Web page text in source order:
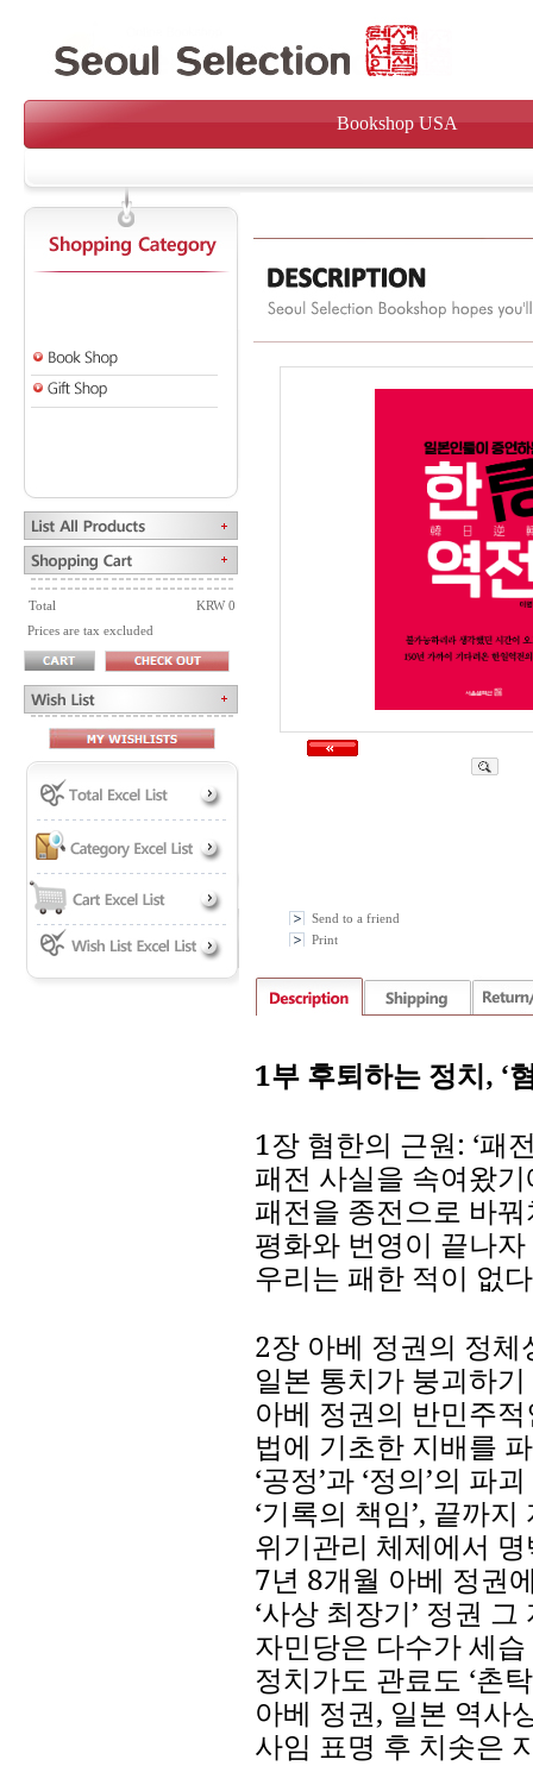
Bookshop USA
Total
KRW 0
Prices are tax excluded
Send to a friend
Print
1부 후퇴하는 정치, ‘
1장 혐한의 근원: ‘패
패전 사실을 속여왔기
패전을 종전으로 바
평화와 번영이 끝나자
우리는 패한 적이 없다
2장 아베 정권의 정체
일본 통치가 붕괴하기
아베 정권의 반민주
법에 기초한 지배를
‘공정’과 ‘정의’의 파괴
‘기록의 책임’, 끝까지
위기관리 체제에서
7년 8개월 아베 정권
‘사상 최장기’ 정권 그
자민당은 다수가세습
정치가도 관료도 ‘촌탁
아베 정권, 일본 역사
사임 표명 후 치솟은